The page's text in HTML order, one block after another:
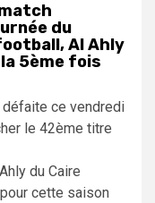
du
Al Ahly
5ème fois
ce vendredi
le 42ème titre
du Caire
cette saison